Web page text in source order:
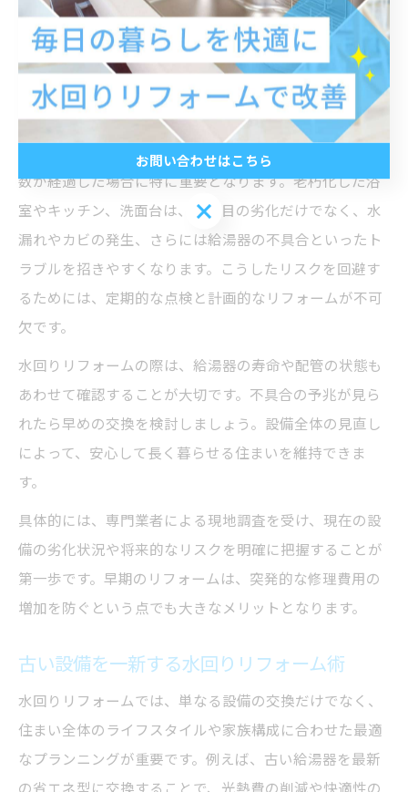
古くなった水回りは今がリフォーム
のチャンス
水回りリフォームで老朽化対策を万全に
水回りリフォームは、岐阜県岐阜市の戸建て住宅で築年
数が経過した場合に特に重要となります。老朽化した浴
室やキッチン、洗面台は、見た目の劣化だけでなく、水
漏れやカビの発生、さらには給湯器の不具合といったト
ラブルを招きやすくなります。こうしたリスクを回避す
るためには、定期的な点検と計画的なリフォームが不可
欠です。
水回りリフォームの際は、給湯器の寿命や配管の状態も
あわせて確認することが大切です。不具合の予兆が見ら
れたら早めの交換を検討しましょう。設備全体の見直し
によって、安心して長く暮らせる住まいを維持できま
す。
具体的には、専門業者による現地調査を受け、現在の設
備の劣化状況や将来的なリスクを明確に把握することが
第一歩です。早期のリフォームは、突発的な修理費用の
増加を防ぐという点でも大きなメリットとなります。
古い設備を一新する水回りリフォーム術
水回りリフォームでは、単なる設備の交換だけでなく、
住まい全体のライフスタイルや家族構成に合わせた最適
なプランニングが重要です。例えば、古い給湯器を最新
お問い合わせはこちら
お問い合わせはこちら